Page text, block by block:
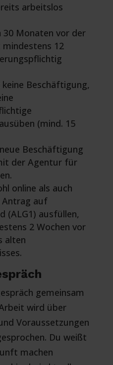
arbeitslos
30 Monaten vor der
12
Beschäftigung,
(mind. 15
Beschäftigung
der Agentur für
online als auch
Antrag auf
(ALG1) ausfüllen,
2 Wochen vor
alten
gemeinsam
wird über
Voraussetzungen
Du weißt
machen